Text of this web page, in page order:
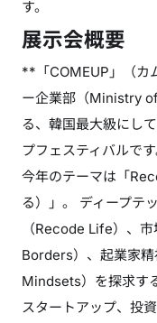
す。
展示会概要
**「COMEUP」（カ
ー企業部（Ministry
る、韓国最大級にし
プフェスティバルです
今年のテーマは「
る）」。 ディープテ
（Recode Life）、
Borders）、起業家
Mindsets）を探求す
スタートアップ、投